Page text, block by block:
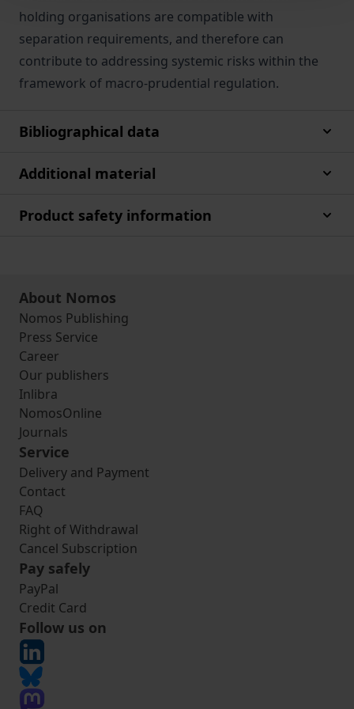
holding organisations are compatible with
separation requirements, and therefore can
contribute to addressing systemic risks within the
framework of macro-prudential regulation.
Bibliographical data
Additional material
Product safety information
About Nomos
Nomos Publishing
Press Service
Career
Our publishers
Inlibra
NomosOnline
Journals
Service
Delivery and Payment
Contact
FAQ
Right of Withdrawal
Cancel Subscription
Pay safely
PayPal
Credit Card
Follow us on